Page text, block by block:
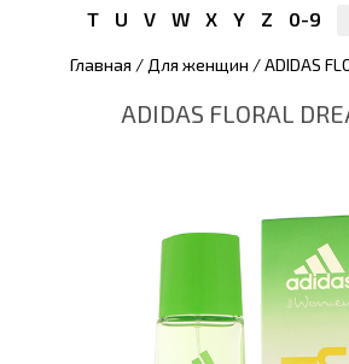
T
U V W X Y Z 0-9
Главная / Для женщин / ADIDAS
ADIDAS FLORAL